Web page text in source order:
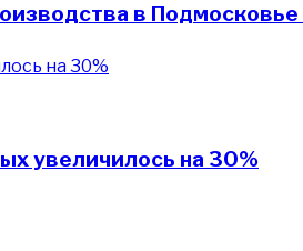
в
увеличилось на 30%